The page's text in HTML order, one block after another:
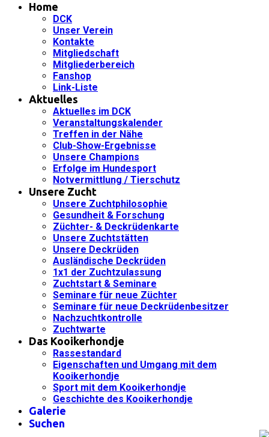
Home
DCK
Unser Verein
Kontakte
Mitgliedschaft
Mitgliederbereich
Fanshop
Link-Liste
Aktuelles
Aktuelles im DCK
Veranstaltungskalender
Treffen in der Nähe
Club-Show-Ergebnisse
Unsere Champions
Erfolge im Hundesport
Notvermittlung / Tierschutz
Unsere Zucht
Unsere Zuchtphilosophie
Gesundheit & Forschung
Züchter- & Deckrüdenkarte
Unsere Zuchtstätten
Unsere Deckrüden
Ausländische Deckrüden
1x1 der Zuchtzulassung
Zuchtstart & Seminare
Seminare für neue Züchter
Seminare für neue Deckrüdenbesitzer
Nachzuchtkontrolle
Zuchtwarte
Das Kooikerhondje
Rassestandard
Eigenschaften und Umgang mit dem
Kooikerhondje
Sport mit dem Kooikerhondje
Geschichte des Kooikerhondje
Galerie
Suchen